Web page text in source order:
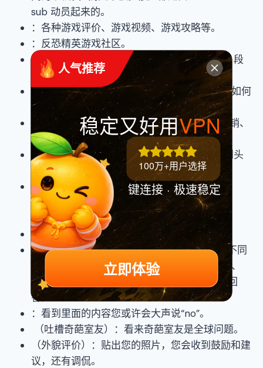
sub 动员起来的。
：各种游戏评价、游戏视频、游戏攻略等。
：反恐精英游戏社区。
（俄罗斯的日常）：各种俄罗斯的搞笑视频、段
子，感受毛子的彪悍民风。
（学习没用的技能）：学习“如何对猫发脾气”“如何
穿针”“如何向下翻白眼”等“必备”技能。
（学习有用的技能）：学习 python、数字营销、
制作口罩、木工等。
（白痴打架）：顾名思义，内容真的让人笑到头
掉。
（权力的游戏梗集中地）：权游的粉丝不知
道 freefolk 社区？那真的要说一句“you know
nothing”了。
：名字说明一切。
（以最简单的方式解释问题）：比如“为什么不同
语言中爸爸妈妈发音相似”、“房屋黑客是什么”、
“什么是幸存者偏差”等您都能得到通俗易懂的回
答。
：看到里面的内容您或许会大声说“no”。
（吐槽奇葩室友）：看来奇葩室友是全球问题。
（外貌评价）：贴出您的照片，您会收到鼓励和建
议，还有调侃。
人气推荐
稳定又好用VPN
100万+用户选择
键连接 · 极速稳定
立即体验